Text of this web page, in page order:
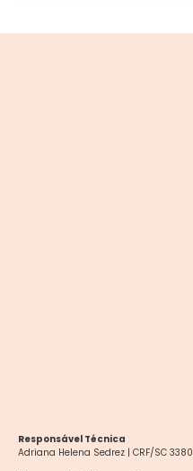
Responsável Técnica
Adriana Helena Sedrez | CRF/SC 3380